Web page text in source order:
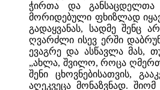
ჭირთა და განსაცდელთა
მორიდებული ფხიზლად
გადაყვანას, სადმე შენც
ღვარძლი ისევ ერში
ევაგრე და ასწავლა მას,
„ახლა, შვილო, როცა
შენი ცხოვნებისათვის,
აღეკვეცა მონაზვნად.